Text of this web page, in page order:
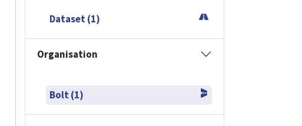
Dataset (1)
Organisation
Bolt (1)